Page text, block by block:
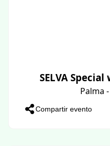
SELVA
Palma
Compartir evento